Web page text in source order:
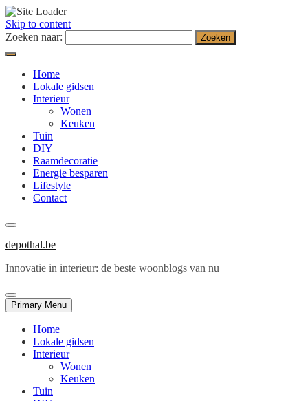
Skip to content
Zoeken naar:
Home
Lokale gidsen
Interieur
Wonen
Keuken
Tuin
DIY
Raamdecoratie
Energie besparen
Lifestyle
Contact
depothal.be
Innovatie in interieur: de beste woonblogs van nu
Primary Menu
Home
Lokale gidsen
Interieur
Wonen
Keuken
Tuin